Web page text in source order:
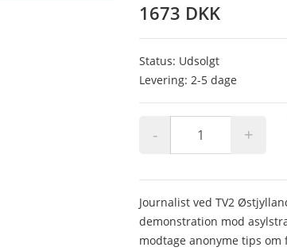
1673 DKK
Status: Udsolgt
Levering: 2-5 dage
- +
Journalist ved TV2
demonstration mod
modtage anonyme tips